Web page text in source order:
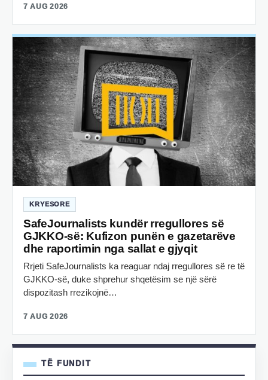
7 AUG 2026
KRYESORE
SafeJournalists kundër rregullores së
GJKKO-së: Kufizon punën e gazetarëve
dhe raportimin nga sallat e gjyqit
Rrjeti SafeJournalists ka reaguar ndaj rregullores së re të
GJKKO-së, duke shprehur shqetësim se një sërë
dispozitash rrezikojnë…
7 AUG 2026
TË FUNDIT